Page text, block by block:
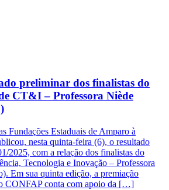
preliminar dos finalistas do
CT&I – Professora Niède
Fundações Estaduais de Amparo à
nesta quinta-feira (6), o resultado
2025, com a relação dos finalistas do
Tecnologia e Inovação – Professora
Em sua quinta edição, a premiação
CONFAP conta com apoio da […]